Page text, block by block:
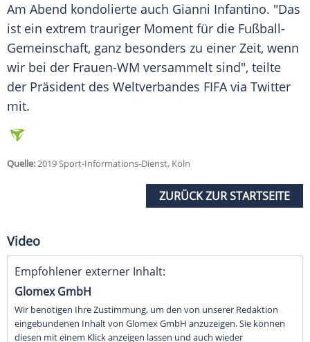
Am Abend kondolierte auch Gianni Infantino. "Das
ist ein extrem trauriger Moment für die Fußball-
Gemeinschaft, ganz besonders zu einer Zeit, wenn
wir bei der Frauen-WM versammelt sind", teilte
der Präsident des Weltverbandes FIFA via Twitter
mit.
Quelle:2019 Sport-Informations-Dienst, Köln
ZURÜCK ZUR STARTSEITE
Video
Empfohlener externer Inhalt:
Glomex GmbH
Wir benötigen Ihre Zustimmung, um den von unserer Redaktion
eingebundenen Inhalt von Glomex GmbH anzuzeigen. Sie können
diesen mit einem Klick anzeigen lassen und auch wieder